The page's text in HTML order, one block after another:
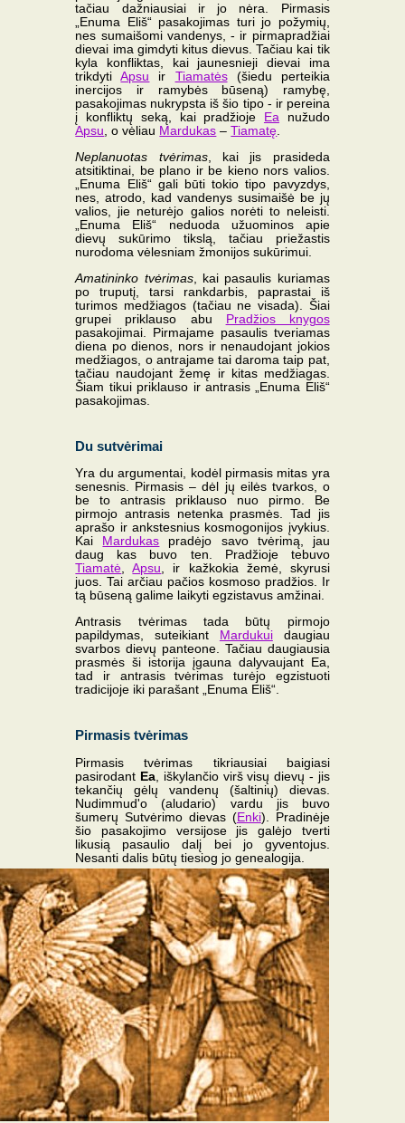
tačiau dažniausiai ir jo nėra. Pirmasis
„Enuma Eliš“ pasakojimas turi jo požymių,
nes sumaišomi vandenys, - ir pirmapradžiai
dievai ima gimdyti kitus dievus. Tačiau kai tik
kyla konfliktas, kai jaunesnieji dievai ima
trikdytiApsu ir Tiamatės(šiedu perteikia
inercijos ir ramybės būseną) ramybę,
pasakojimas nukrypsta iš šio tipo - ir pereina
į konfliktų seką, kai pradžioje Ea nužudo
Apsu , o vėliau Mardukas –Tiamatę
Neplanuotas tvėrimas, kai jis prasideda
atsitiktinai, be plano ir be kieno nors valios.
„Enuma Eliš“ gali būti tokio tipo pavyzdys,
nes, atrodo, kad vandenys susimaišė be jų
valios, jie neturėjo galios norėti to neleisti.
„Enuma Eliš“ neduoda užuominos apie
dievų sukūrimo tikslą, tačiau priežastis
nurodoma vėlesniam žmonijos sukūrimui.
Amatininko tvėrimas, kai pasaulis kuriamas
po truputį, tarsi rankdarbis, paprastai iš
turimos medžiagos (tačiau ne visada). Šiai
grupei priklauso abu
Pradžios knygos
pasakojimai. Pirmajame pasaulis tveriamas
diena po dienos, nors ir nenaudojant jokios
medžiagos, o antrajame tai daroma taip pat,
tačiau naudojant žemę ir kitas medžiagas.
Šiam tikui priklauso ir antrasis „Enuma Eliš“
pasakojimas.
Du sutvėrimai
Yra du argumentai, kodėl pirmasis mitas yra
senesnis. Pirmasis – dėl jų eilės tvarkos, o
be to antrasis priklauso nuo pirmo. Be
pirmojo antrasis netenka prasmės. Tad jis
aprašo ir ankstesnius kosmogonijos įvykius.
Kai
Mardukas pradėjo savo tvėrimą, jau
daug kas buvo ten. Pradžioje tebuvo
Tiamatė,Apsu, ir kažkokia žemė, skyrusi
juos. Tai arčiau pačios kosmoso pradžios. Ir
tą būseną galime laikyti egzistavus amžinai.
Antrasis tvėrimas tada būtų pirmojo
papildymas, suteikiant
Mardukuidaugiau
svarbos dievų panteone. Tačiau daugiausia
prasmės ši istorija įgauna dalyvaujant Ea,
tad ir antrasis tvėrimas turėjo egzistuoti
tradicijoje iki parašant „Enuma Eliš“.
Pirmasis tvėrimas
Pirmasis tvėrimas tikriausiai baigiasi
pasirodant Ea , iškylančio virš visų dievų - jis
tekančių gėlų vandenų (šaltinių) dievas.
Nudimmud'o (aludario) vardu jis buvo
šumerų Sutvėrimo dievas (Enki). Pradinėje
šio pasakojimo versijose jis galėjo tverti
likusią pasaulio dalį bei jo gyventojus.
Nesanti dalis būtų tiesiog jo genealogija.